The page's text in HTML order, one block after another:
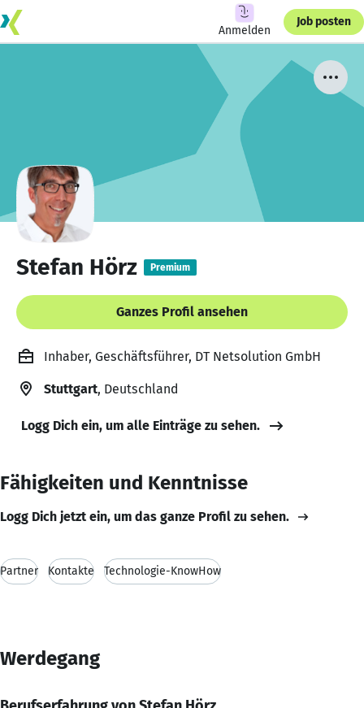
Anmelden
Job posten
Stefan Hörz Premium
Ganzes Profil ansehen
Inhaber, Geschäftsführer, DT Netsolution GmbH
Stuttgart, Deutschland
Logg Dich ein, um alle Einträge zu sehen.
Fähigkeiten und Kenntnisse
Logg Dich jetzt ein, um das ganze Profil zu sehen.
Partner Kontakte Technologie-KnowHow
Werdegang